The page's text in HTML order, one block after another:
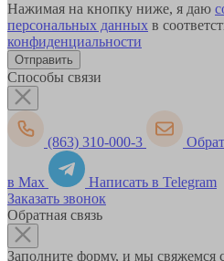
Нажимая на кнопку ниже, я даю
персональных данных в
конфиденциальности
Способы связи
(863) 310-000-3
в Max
Написать в Telegram
Заказать звонок
Обратная связь
Заполните форму, и мы